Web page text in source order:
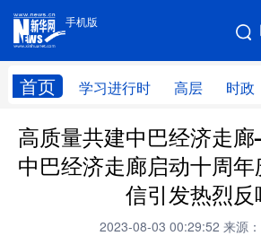
手机版
首页 学习进行时 高层 时政
手机版
网站地图
学习进行时 高层 时政
国际 财经 网评
思客智库 全球
高质量共建中巴经济走
中巴经济走廊启动十周
信引发热烈反
2023-08-03 00:29:52 来源